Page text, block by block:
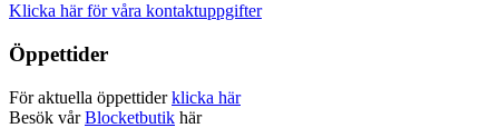
Klicka här för våra kontaktuppgifter
Öppettider
För aktuella öppettiderklicka här
Besök vårBlocketbutik här